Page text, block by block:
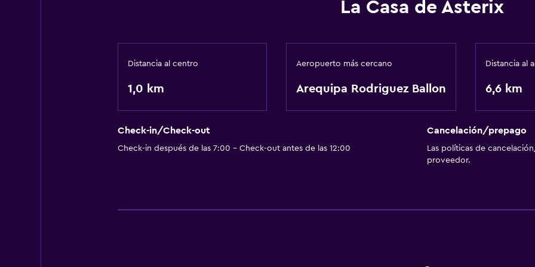
La Casa de Asterix
Distancia al centro
1,0 km
Aeropuerto más cercano
Arequipa Rodriguez Ballon
Distancia al
6,6 km
Check-in/Check-out
Check-in después de las 7:00 - Check-out antes de las 12:00
Cancelación/prepago
Las políticas de
proveedor.